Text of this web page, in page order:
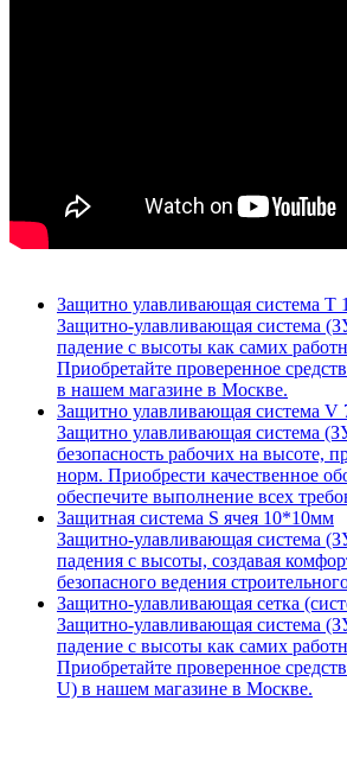
Защитно улавливающая система T
Защитно-улавливающая система
падение с высоты как самих
Приобретайте проверенное
в нашем магазине в Москве.
Защитно улавливающая система V
Защитно улавливающая система
безопасность рабочих на
норм. Приобрести качественное
обеспечите выполнение всех
Защитная система S ячея 10*10мм
Защитно-улавливающая система
падения с высоты, создавая
безопасного ведения
Защитно-улавливающая сетка
Защитно-улавливающая система
падение с высоты как самих
Приобретайте проверенное
U) в нашем магазине в Москве.